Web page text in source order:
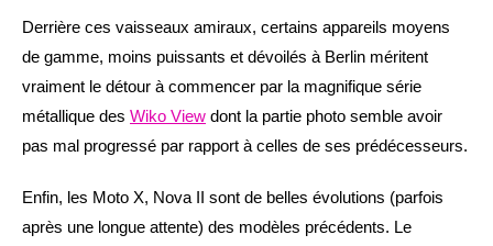
Derrière ces vaisseaux amiraux, certains appareils moyens
de gamme, moins puissants et dévoilés à Berlin méritent
vraiment le détour à commencer par la magnifique série
métallique des Wiko View dont la partie photo semble avoir
pas mal progressé par rapport à celles de ses prédécesseurs.
Enfin, les Moto X, Nova II sont de belles évolutions (parfois
après une longue attente) des modèles précédents. Le